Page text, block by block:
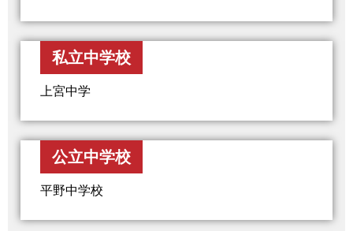
私立中学校
上宮中学
公立中学校
平野中学校